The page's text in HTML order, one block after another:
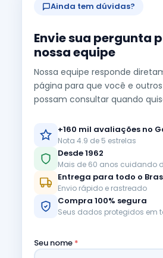
Ainda tem dúvidas?
Envie sua pergunta
nossa equipe
Nossa equipe responde
página para que você e
possam consultar quando
+160 mil avaliações no
Nota 4.9 de 5 estrelas
Desde 1962
Mais de 60 anos cuidando
Entrega para todo o
Envio rápido e rastreado
Compra 100% segura
Seus dados protegidos em
Seu nome *